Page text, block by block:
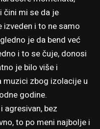
čini mi se da je
i to ne samo
je da bend već
i to se čuje, donosi
je bilo više i
muzici zbog izolacije u
godine.
agresivan, bez
to po meni najbolje i